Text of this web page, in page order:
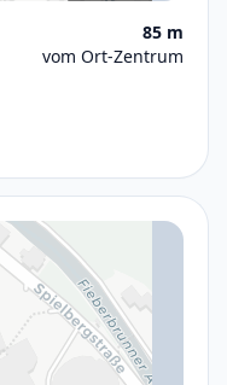
85 m
vom Ort-Zentrum